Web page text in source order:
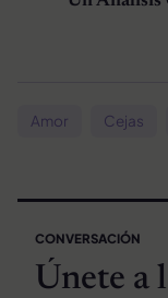
Amor Cejas
CONVERSACIÓN
Únete a